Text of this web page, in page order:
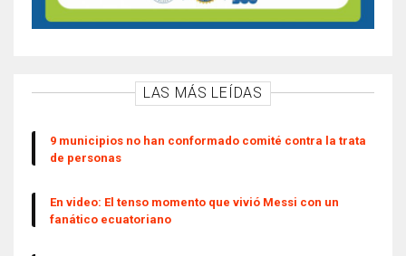
LAS MÁS LEÍDAS
9 municipios no han conformado comité contra la trata
de personas
En video: El tenso momento que vivió Messi con un
fanático ecuatoriano